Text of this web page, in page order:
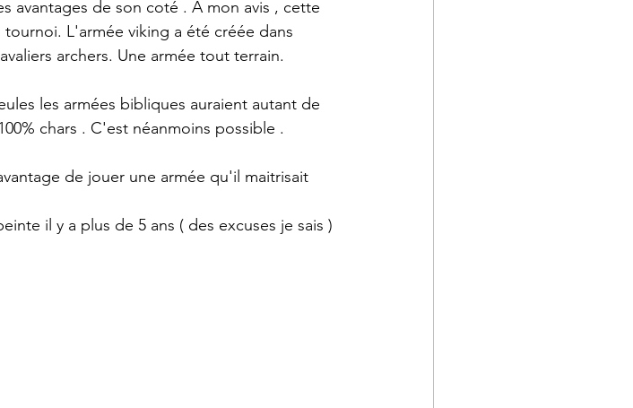
avantages de son coté . A mon avis , cette
L'armée viking a été créée dans
archers. Une armée tout terrain.
les armées bibliques auraient autant de
chars . C'est néanmoins possible .
de jouer une armée qu'il maitrisait
il y a plus de 5 ans ( des excuses je sais )